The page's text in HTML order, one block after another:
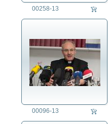
00258-13
00096-13